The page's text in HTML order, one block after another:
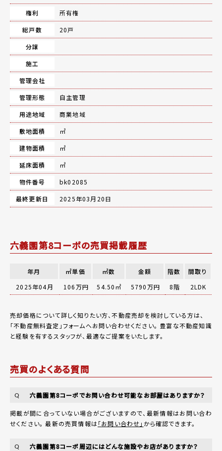
権利
所有権
総戸数
20戸
分譲
施工
管理会社
管理形態
自主管理
用途地域
商業地域
敷地面積
㎡
建物面積
㎡
延床面積
㎡
物件番号
bk02085
最終更新日
2025年03月20日
六義園第8コーポの売買掲載履歴
年月 ㎡単価 ㎡数 金額 階数
間取り
2025年04月
106万円 54.50㎡ 5790万円 8階 2LDK
売却価格について詳しく知りたい方、不動産売却を検討している方は、
「不動産無料査定 」フォームへお問い合わせください。 豊富な不動産知識
と経験を有するスタッフが、最適なご提案をいたします。
売買のよくある質問
Q 六義園第8コーポでお問い合わせ可能なお部屋はありますか？
掲載が間に合っていない場合がございますので、最新情報はお問い合わ
せください。 最新の売買情報は「お問い合わせ」 から確認できます。
Q 六義園第8コーポ周辺にはどんな施設やお店がありますか？